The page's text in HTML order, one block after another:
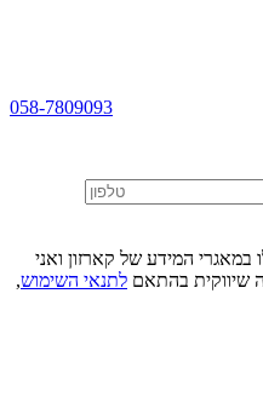
058-7809093
במאגרי המידע של קארזון ואני
שיווקית בהתאם לתנאי השימוש,